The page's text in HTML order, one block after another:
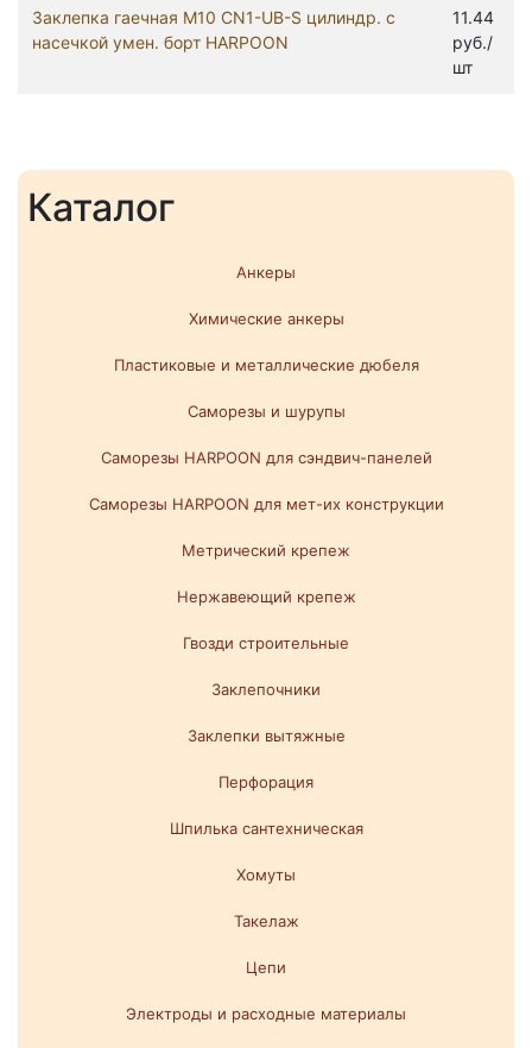
Каталог
Анкеры
Химические анкеры
Пластиковые и металлические дюбеля
Саморезы и шурупы
Саморезы HARPOON для сэндвич-панелей
Саморезы HARPOON для мет-их конструкции
Метрический крепеж
Нержавеющий крепеж
Гвозди строительные
Заклепочники
Заклепки вытяжные
Перфорация
Шпилька сантехническая
Хомуты
Такелаж
Цепи
Электроды и расходные материалы
Заклепка гаечная М10 CN1-UB-S цилиндр. с
насечкой умен. борт HARPOON
11.44
руб./
шт